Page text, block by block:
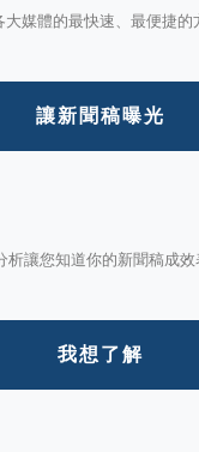
媒體的最快速、最便捷的
讓新聞稿曝光
讓您知道你的新聞稿成效
我想了解